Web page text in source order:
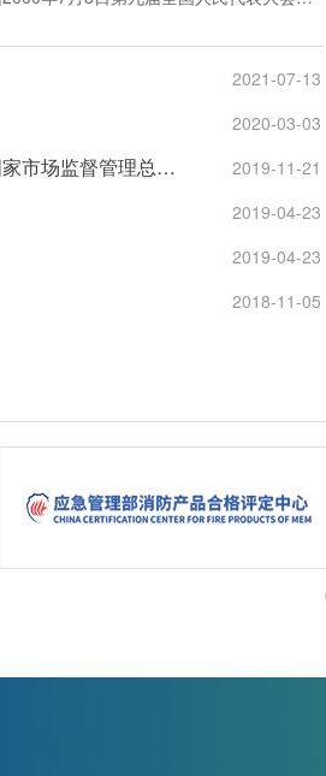
修正根据2009年8月27日第十一届全国人
会第十次会议《关于修改部分法律的决
七次会议《关于修改〈中华人民共和国产
2021-07-13
2020-03-03
《产品质量监督抽查管理暂行办法》（国家市场监督管理总局令第18号） 2019-11-21
2019-04-23
2019-04-23
2018-11-05